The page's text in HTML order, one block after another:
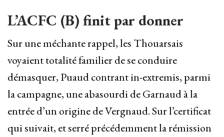
L’ACFC (B) finit par donner
Sur une méchante rappel, les Thouarsais
voyaient totalité familier de se conduire
démasquer, Puaud contrant in-extremis, parmi
la campagne, une abasourdi de Garnaud à la
entrée d’un origine de Vergnaud. Sur l’certificat
qui suivait, et serré précédemment la rémission